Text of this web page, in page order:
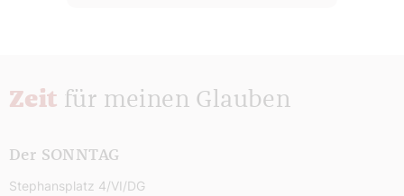
Zeit für meinen Glauben
Der SONNTAG
Stephansplatz 4/VI/DG